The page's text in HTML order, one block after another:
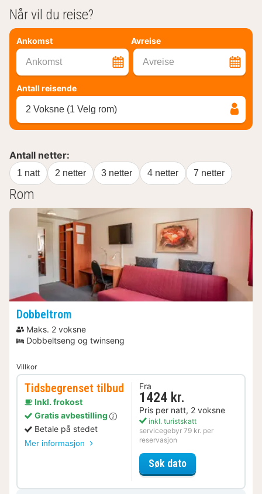
Når vil du reise?
Ankomst Avreise
Ankomst Avreise
Antall reisende
2 Voksne (1 Velg rom)
Antall netter:
1 natt 2 netter 3 netter 4 netter 7 netter
Rom
Dobbeltrom
Maks. 2 voksne
Dobbeltseng og twinseng
Villkor
Tidsbegrenset tilbud
Inkl. frokost
Gratis avbestilling
Betale på stedet
Mer informasjon
Fra
1424 kr.
Pris per natt, 2 voksne
inkl. turistskatt
servicegebyr 79 kr. per
reservasjon
Søk datofor